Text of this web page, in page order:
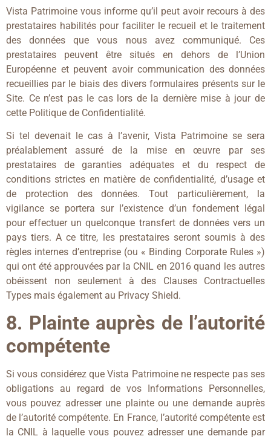
Vista Patrimoine vous informe qu’il peut avoir recours à des
prestataires habilités pour faciliter le recueil et le traitement
des données que vous nous avez communiqué. Ces
prestataires peuvent être situés en dehors de l’Union
Européenne et peuvent avoir communication des données
recueillies par le biais des divers formulaires présents sur le
Site. Ce n’est pas le cas lors de la dernière mise à jour de
cette Politique de Confidentialité.
Si tel devenait le cas à l’avenir, Vista Patrimoine se sera
préalablement assuré de la mise en œuvre par ses
prestataires de garanties adéquates et du respect de
conditions strictes en matière de confidentialité, d’usage et
de protection des données. Tout particulièrement, la
vigilance se portera sur l’existence d’un fondement légal
pour effectuer un quelconque transfert de données vers un
pays tiers. A ce titre, les prestataires seront soumis à des
règles internes d’entreprise (ou « Binding Corporate Rules »)
qui ont été approuvées par la CNIL en 2016 quand les autres
obéissent non seulement à des Clauses Contractuelles
Types mais également au Privacy Shield.
8. Plainte auprès de l’autorité
compétente
Si vous considérez que Vista Patrimoine ne respecte pas ses
obligations au regard de vos Informations Personnelles,
vous pouvez adresser une plainte ou une demande auprès
de l’autorité compétente. En France, l’autorité compétente est
la CNIL à laquelle vous pouvez adresser une demande par